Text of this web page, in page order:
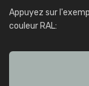
Appuyez sur
couleur RAL: